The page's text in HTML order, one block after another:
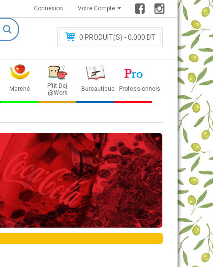
Votre Compte
Connexion
0 PRODUIT(S) - 0,000 DT
Marché
P’tit Dej
@Work
Bureautique Professionnels